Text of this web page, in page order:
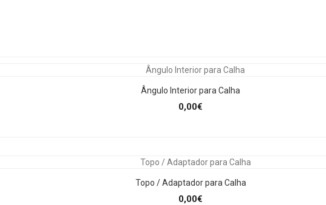
Ângulo Interior para Calha
0,00€
Topo / Adaptador para Calha
0,00€